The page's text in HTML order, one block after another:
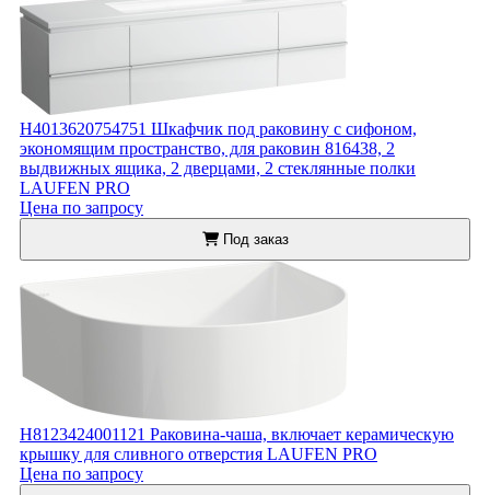
H4013620754751 Шкафчик под раковину с сифоном,
экономящим пространство, для раковин 816438, 2
выдвижных ящика, 2 дверцами, 2 стеклянные полки
LAUFEN PRO
Цена по запросу
Под заказ
H8123424001121 Раковина-чаша, включает керамическую
крышку для сливного отверстия LAUFEN PRO
Цена по запросу